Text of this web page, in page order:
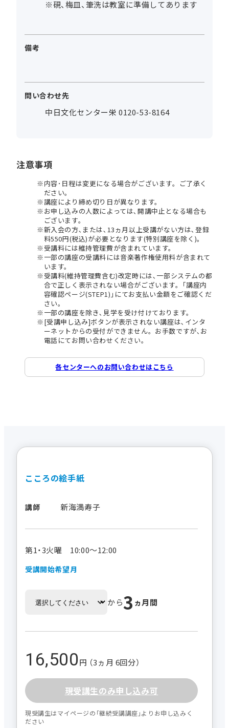
※硯、梅皿、筆洗は教室に準備してあります
備考
問い合わせ先
中日文化センター栄 0120-53-8164
注意事項
内容･日程は変更になる場合がございます。ご了承く
ださい。
講座により締め切り日が異なります。
お申し込みの人数によっては､開講中止となる場合も
ございます。
新入会の方､または､13ヵ月以上受講がない方は､登録
料550円(税込)が必要となります(特別講座を除く)。
受講料には維持管理費が含まれています。
一部の講座の受講料には音楽著作権使用料が含まれて
います。
受講料(維持管理費含む)改定時には､一部システムの都
合で正しく表示されない場合がございます。｢講座内
容確認ページ(STEP1)｣にてお支払い金額をご確認くだ
さい。
一部の講座を除き､見学を受け付けております。
[受講申し込み]ボタンが表示されない講座は､インタ
ーネットからの受付ができません。お手数ですが､お
電話にてお問い合わせください。
各センターへのお問い合わせはこちら
こころの絵手紙
講師 新海満寿子
第1・3火曜 10:00～12:00
受講開始希望月
から3 ヵ月間
16,500円 （3ヵ月 6回分）
現受講生のみ申し込み可
現受講生はマイページの｢継続受講講座｣よりお申し込みく
ださい